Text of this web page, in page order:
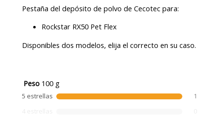
Pestaña del depósito de polvo de Cecotec para:
Rockstar RX50 Pet Flex
Disponibles dos modelos, elija el correcto en su caso.
Peso 100 g
5 estrellas
1